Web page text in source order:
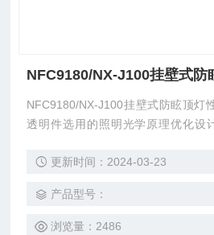
NFC9180/NX-J100挂壁式防
NFC9180/NX-J100挂壁式防眩顶灯
透明件选用的照明光学原理优化设
效节能：光源光效达60lm/W以上;比
5%。 3、防震功能：多道防震结构和一体化设计,确保其在高
频、多频振动环境中长期安全工作。
更新时间：2024-03-23
产品型号：
浏览量：2486